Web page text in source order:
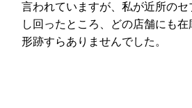
言われていますが、私が近所のセ
し回ったところ、どの店舗にも
形跡すらありませんでした。